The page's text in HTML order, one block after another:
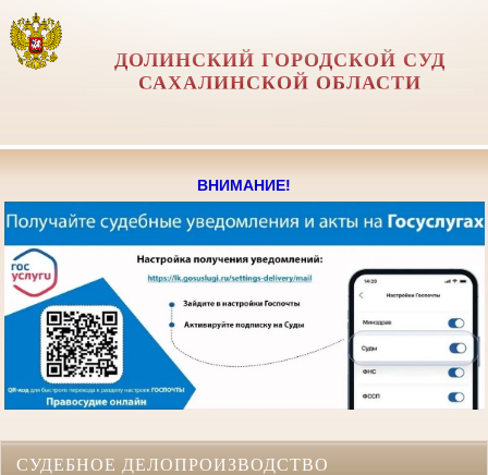
ДОЛИНСКИЙ ГОРОДСКОЙ СУД
САХАЛИНСКОЙ ОБЛАСТИ
ВНИМАНИЕ!
СУДЕБНОЕ ДЕЛОПРОИЗВОДСТВО